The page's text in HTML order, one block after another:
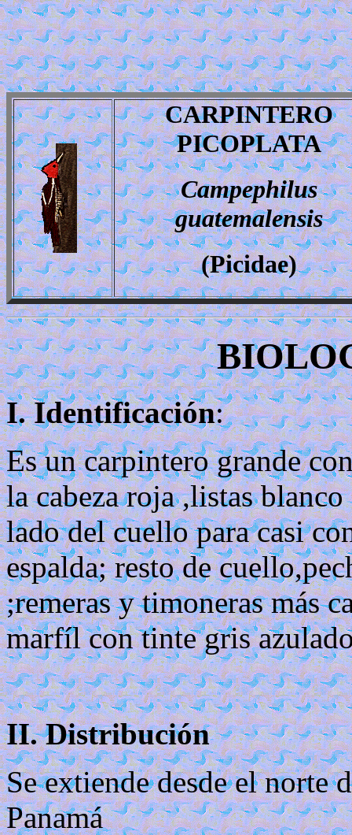
CARPINTERO
PICOPLATA
Campephilus
guatemalensis
(Picidae)
I. Identificación:
Es un carpintero grande
la cabeza roja ,listas
lado del cuello para casi
espalda; resto de
;remeras y timoneras más
marfíl con tinte gris
II. Distribución
Se extiende desde el norte
Panamá